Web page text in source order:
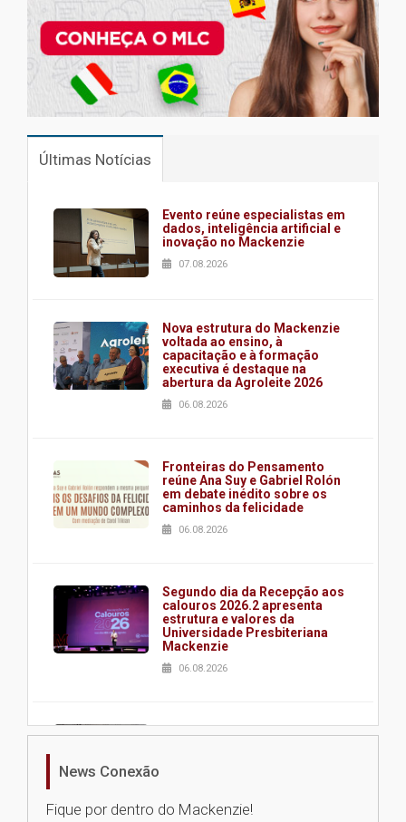
Últimas Notícias
Evento reúne especialistas em
dados, inteligência artificial e
inovação no Mackenzie
07.08.2026
Nova estrutura do Mackenzie
voltada ao ensino, à
capacitação e à formação
executiva é destaque na
abertura da Agroleite 2026
06.08.2026
Fronteiras do Pensamento
reúne Ana Suy e Gabriel Rolón
em debate inédito sobre os
caminhos da felicidade
06.08.2026
Segundo dia da Recepção aos
calouros 2026.2 apresenta
estrutura e valores da
Universidade Presbiteriana
Mackenzie
06.08.2026
Nova apresentação do Centro
News Conexão
Fique por dentro do Mackenzie!